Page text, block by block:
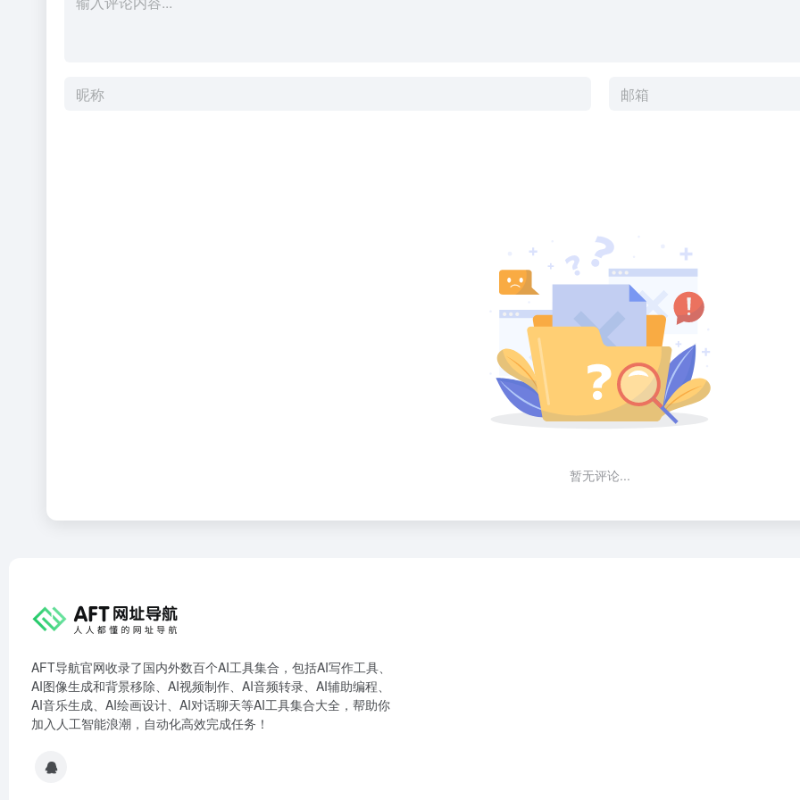
暂无评论...
AFT导航官网收录了国内外数百个AI工具集合，包括AI写作工具、
AI图像生成和背景移除、AI视频制作、AI音频转录、AI辅助编程、
AI音乐生成、AI绘画设计、AI对话聊天等AI工具集合大全，帮助你
加入人工智能浪潮，自动化高效完成任务！